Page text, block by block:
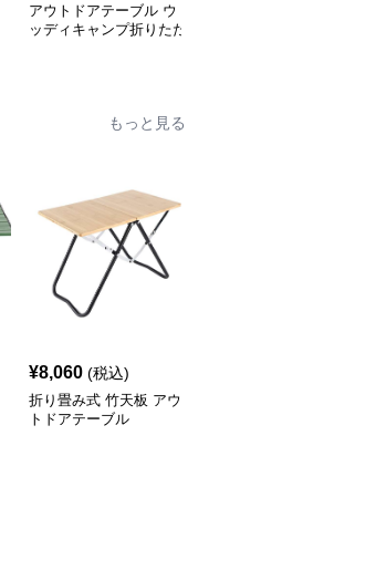
アウトドアテーブル ウ
ッディキャンプ折りたた
もっと見る
¥8,060 (税込)
折り畳み式 竹天板 アウ
トドアテーブル